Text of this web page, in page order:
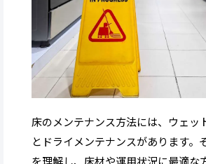
床のメンテナンス方法には、ウェッ
とドライメンテナンスがあります。
を理解し、床材や運用状況に最適な